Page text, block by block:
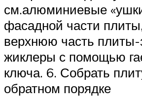
см.алюминиевые
фасадной части
верхнюю часть плиты-
жиклеры с помощью
ключа. 6. Собрать
обратном порядке